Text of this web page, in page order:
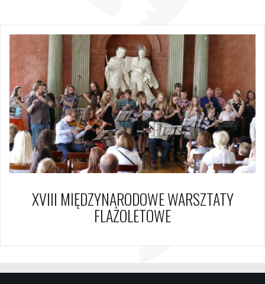
XVIII MIĘDZYNARODOWE WARSZTATY
FLAŻOLETOWE